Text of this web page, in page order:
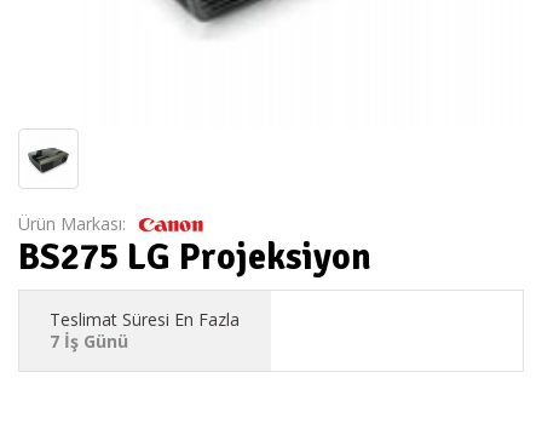
Ürün Markası:
BS275 LG Projeksiyon
Teslimat Süresi En Fazla
7 İş Günü